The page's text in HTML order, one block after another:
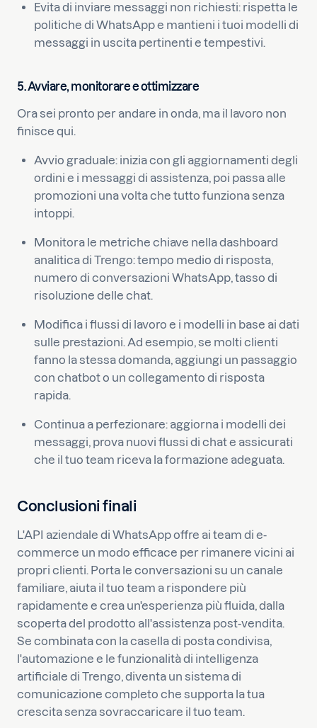
Evita di inviare messaggi non richiesti: rispetta le
politiche di WhatsApp e mantieni i tuoi modelli di
messaggi in uscita pertinenti e tempestivi.
5. Avviare, monitorare e ottimizzare
Ora sei pronto per andare in onda, ma il lavoro non
finisce qui.
Avvio graduale: inizia con gli aggiornamenti degli
ordini e i messaggi di assistenza, poi passa alle
promozioni una volta che tutto funziona senza
intoppi.
Monitora le metriche chiave nella dashboard
analitica di Trengo: tempo medio di risposta,
numero di conversazioni WhatsApp, tasso di
risoluzione delle chat.
Modifica i flussi di lavoro e i modelli in base ai dati
sulle prestazioni. Ad esempio, se molti clienti
fanno la stessa domanda, aggiungi un passaggio
con chatbot o un collegamento di risposta
rapida.
Continua a perfezionare: aggiorna i modelli dei
messaggi, prova nuovi flussi di chat e assicurati
che il tuo team riceva la formazione adeguata.
Conclusioni finali
L'API aziendale di WhatsApp offre ai team di e-
commerce un modo efficace per rimanere vicini ai
propri clienti. Porta le conversazioni su un canale
familiare, aiuta il tuo team a rispondere più
rapidamente e crea un'esperienza più fluida, dalla
scoperta del prodotto all'assistenza post-vendita.
Se combinata con la casella di posta condivisa,
l'automazione e le funzionalità di intelligenza
artificiale di Trengo, diventa un sistema di
comunicazione completo che supporta la tua
crescita senza sovraccaricare il tuo team.